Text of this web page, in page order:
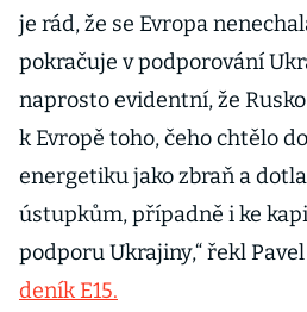
je rád, že se Evropa
pokračuje v podporování
naprosto evidentní, že
k Evropě toho, čeho chtělo
energetiku jako zbraň a
ústupkům, případně i ke
podporu Ukrajiny,“ řekl
deník E15.